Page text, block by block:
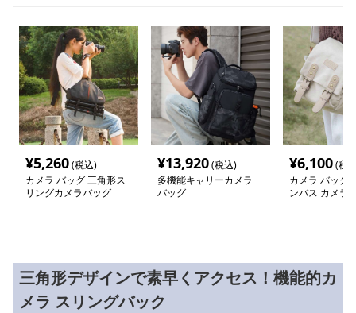
¥5,260(税込)
カメラ バッグ 三角形ス
リングカメラバッグ
¥13,920(税込)
多機能キャリーカメラ
バッグ
¥6,100(税
カメラ バッグ
ンバス カメラ
三角形デザインで素早くアクセス！機能的カ
メラ スリングバック